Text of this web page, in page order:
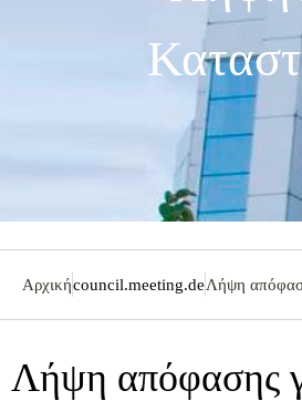
Αρχικήcouncil.meeting.deΛήψη
Λήψη απόφασης